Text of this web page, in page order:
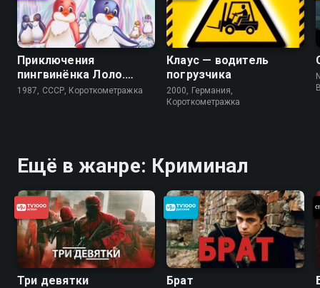
Приключения
пингвинёнка Лоло.
Фильм третий
1987, СССР, Короткометражка
Клаус — водитель
погрузчика
2000, Германия,
Короткометражка
Ещё в жанре: Криминал
Три девятки Брат